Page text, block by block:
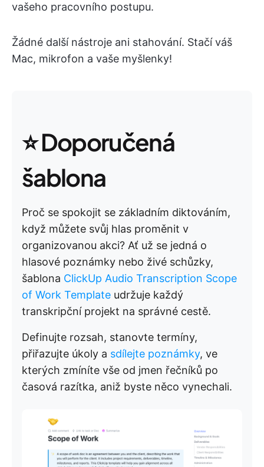
vašeho pracovního postupu.
Žádné další nástroje ani stahování. Stačí váš
Mac, mikrofon a vaše myšlenky!
⭐️ Doporučená
šablona
Proč se spokojit se základním diktováním,
když můžete svůj hlas proměnit v
organizovanou akci? Ať už se jedná o
hlasové poznámky nebo živé schůzky,
šablona ClickUp Audio Transcription Scope
of Work Template udržuje každý
transkripční projekt na správné cestě.
Definujte rozsah, stanovte termíny,
přiřazujte úkoly a sdílejte poznámky, ve
kterých zmíníte vše od jmen řečníků po
časová razítka, aniž byste něco vynechali.